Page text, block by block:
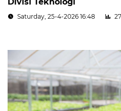
Saturday, 25-4-2026 16:48